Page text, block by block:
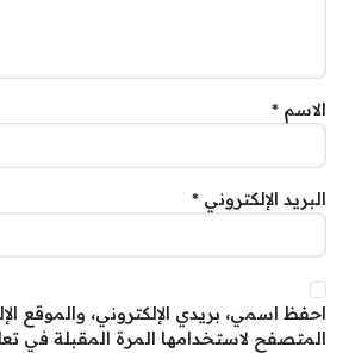
الاسم *
البريد الإلكتروني *
احفظ اسمي، بريدي الإلكتروني، والموقع
المتصفح لاستخدامها المرة المقبلة في